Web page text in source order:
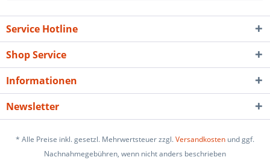
Service Hotline
Shop Service
Informationen
Newsletter
* Alle Preise inkl. gesetzl. Mehrwertsteuer zzgl.Versandkosten und ggf.
Nachnahmegebühren, wenn nicht anders beschrieben